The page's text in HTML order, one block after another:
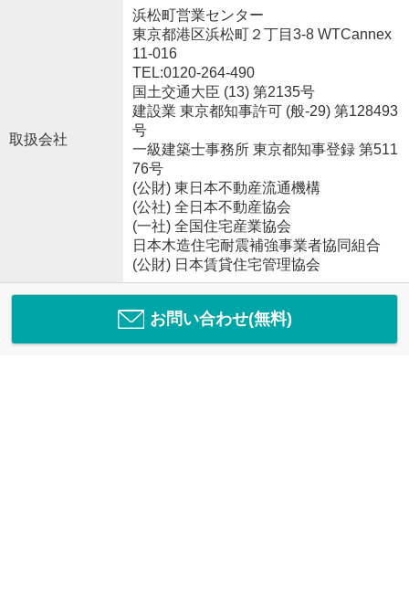
取扱会社
浜松町営業センター
東京都港区浜松町２丁目3-8 WTCannex
11-016
TEL:0120-264-490
国土交通大臣 (13) 第2135号
建設業 東京都知事許可 (般-29) 第128493
号
一級建築士事務所 東京都知事登録 第511
76号
(公財) 東日本不動産流通機構
(公社) 全日本不動産協会
(一社) 全国住宅産業協会
日本木造住宅耐震補強事業者協同組合
(公財) 日本賃貸住宅管理協会
お問い合わせ(無料)